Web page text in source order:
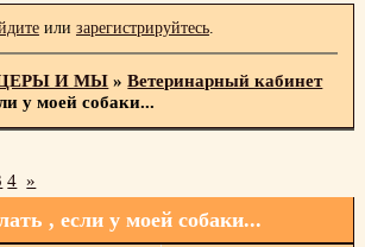
или зарегистрируйтесь.
И МЫ »Ветеринарный кабинет
у моей собаки...
, если у моей собаки...
4 »